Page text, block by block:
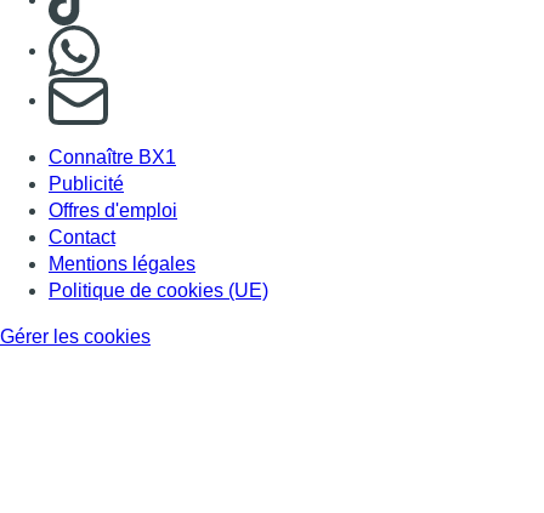
S'abonner à notre newsletter
Connaître BX1
Publicité
Offres d'emploi
Contact
Mentions légales
Politique de cookies (UE)
Gérer les cookies